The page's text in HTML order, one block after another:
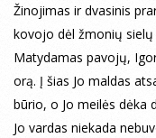
Žinojimas ir dvasinis
kovojo dėl žmonių sielų
Matydamas pavojų,
orą. Į šias Jo maldas
būrio, o Jo meilės dėka
Jo vardas niekada